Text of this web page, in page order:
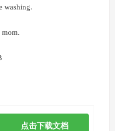
washing.
点击下载文档